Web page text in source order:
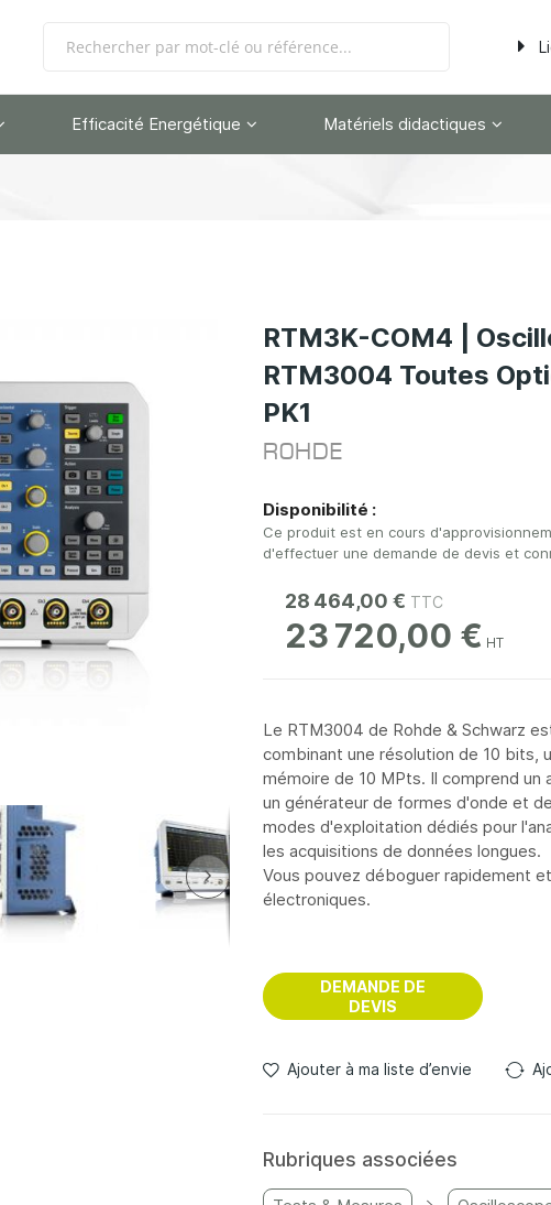
Efficacité Energétique Matériels didactiques
RTM3K-COM4 |
RTM3004 Toutes
PK1
ROHDE
Disponibilité :
Ce produit est en cours
d'effectuer une demande de devis et
28 464,00 €
23 720,00 €
Le RTM3004 de Rohde & Schwarz
combinant une résolution de 10 bits,
mémoire de 10 MPts. Il comprend un
un générateur de formes d'onde et
modes d'exploitation dédiés pour
les acquisitions de données longues.
Vous pouvez déboguer rapidement
électroniques.
DEMANDE DE
DEVIS
Ajouter à ma liste d’envie
Rubriques associées